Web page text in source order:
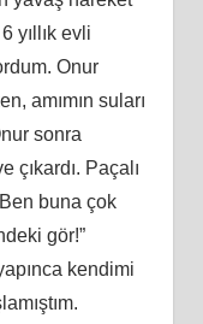
yıllık evli
Onur
amımın suları
sonra
çıkardı. Paçalı
buna çok
gör!”
kendimi